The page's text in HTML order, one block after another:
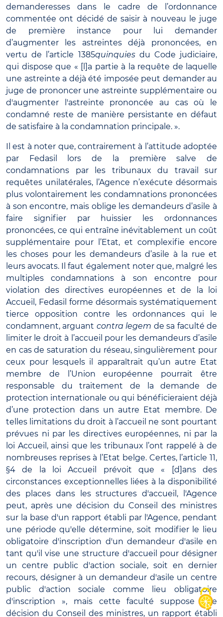
demanderesses dans le cadre de l’ordonnance
commentée ont décidé de saisir à nouveau le juge
de première instance pour lui demander
d’augmenter les astreintes déjà prononcées, en
vertu de l’article 1385quinquiesdu Code judiciaire,
qui dispose que « [l]a partie à la requête de laquelle
une astreinte a déjà été imposée peut demander au
juge de prononcer une astreinte supplémentaire ou
d'augmenter l'astreinte prononcée au cas où le
condamné reste de manière persistante en défaut
de satisfaire à la condamnation principale. ».
Il est à noter que, contrairement à l’attitude adoptée
par Fedasil lors de la première salve de
condamnations par les tribunaux du travail sur
requêtes unilatérales, l’Agence n’exécute désormais
plus volontairement les condamnations prononcées
à son encontre, mais oblige les demandeurs d’asile à
faire signifier par huissier les ordonnances
prononcées, ce qui entraîne inévitablement un coût
supplémentaire pour l’Etat, et complexifie encore
les choses pour les demandeurs d’asile à la rue et
leurs avocats. Il faut également noter que, malgré les
multiples condamnations à son encontre pour
violation des directives européennes et de la loi
Accueil, Fedasil forme désormais systématiquement
tierce opposition contre les ordonnances qui le
condamnent, arguant contra legem de sa faculté de
limiter le droit à l’accueil pour les demandeurs d’asile
en cas de saturation du réseau, singulièrement pour
ceux pour lesquels il apparaîtrait qu’un autre Etat
membre de l’Union européenne pourrait être
responsable du traitement de la demande de
protection internationale ou qui bénéficieraient déjà
d’une protection dans un autre Etat membre. De
telles limitations du droit à l’accueil ne sont pourtant
prévues ni par les directives européennes, ni par la
loi Accueil, ainsi que les tribunaux l’ont rappelé à de
nombreuses reprises à l’Etat belge. Certes, l’article 11,
§4 de la loi Accueil prévoit que « [d]ans des
circonstances exceptionnelles liées à la disponibilité
des places dans les structures d'accueil, l'Agence
peut, après une décision du Conseil des ministres
sur la base d'un rapport établi par l'Agence, pendant
une période qu'elle détermine, soit modifier le lieu
obligatoire d'inscription d'un demandeur d'asile en
tant qu'il vise une structure d'accueil pour désigner
un centre public d'action sociale, soit en dernier
recours, désigner à un demandeur d'asile un centre
public d'action sociale comme lieu obligatoire
d'inscription », mais cette faculté suppose une
décision du Conseil des ministres, un rapport établi